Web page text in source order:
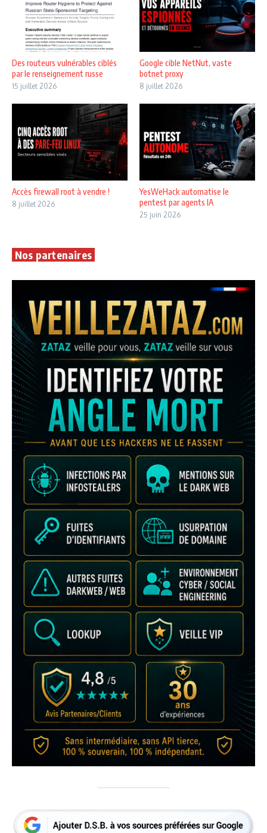
Des routeurs vulnérables ciblés
par le renseignement russe
15 juillet 2026
Google cible NetNut, vaste
botnet proxy
8 juillet 2026
Accès firewall root à vendre !
8 juillet 2026
YesWeHack automatise le
pentest par agents IA
25 juin 2026
Nos partenaires